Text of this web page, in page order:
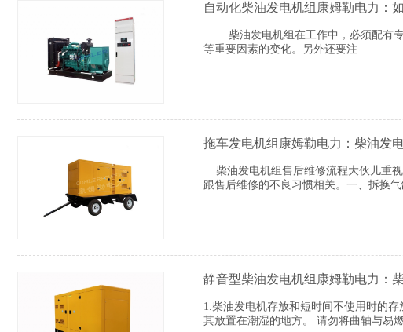
自动化柴油发电机组康姆勒电力：
柴油发电机组在工作中，必须配有专
等重要因素的变化。另外还要注
拖车发电机组康姆勒电力：柴油发
柴油发电机组售后维修流程大伙儿重
跟售后维修的不良习惯相关。一、拆换
静音型柴油发电机组康姆勒电力：
1.柴油发电机存放和短时间不使用时的
其放置在潮湿的地方。 请勿将曲轴与易